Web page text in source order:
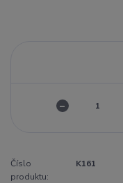
Číslo
produktu:
K161